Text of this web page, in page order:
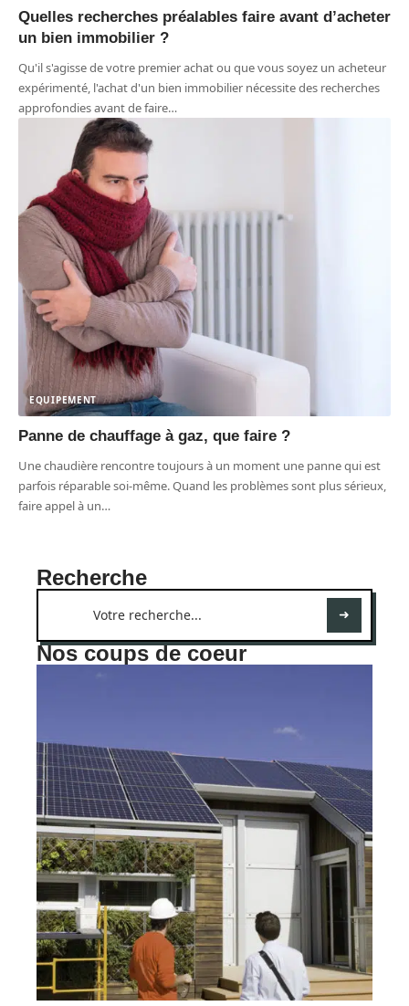
Quelles recherches préalables faire avant d’acheter
un bien immobilier ?
Qu'il s'agisse de votre premier achat ou que vous soyez un acheteur
expérimenté, l'achat d'un bien immobilier nécessite des recherches
approfondies avant de faire…
EQUIPEMENT
Panne de chauffage à gaz, que faire ?
Une chaudière rencontre toujours à un moment une panne qui est
parfois réparable soi-même. Quand les problèmes sont plus sérieux,
faire appel à un…
Recherche
Nos coups de coeur